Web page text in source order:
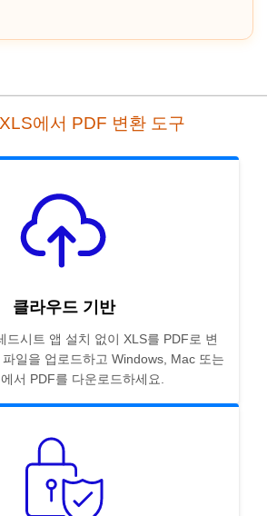
에서 PDF 변환 도구
클라우드 기반
드시트 앱 설치 없이 XLS를 PDF로 변
일을 업로드하고 Windows, Mac 또는
서 PDF를 다운로드하세요.